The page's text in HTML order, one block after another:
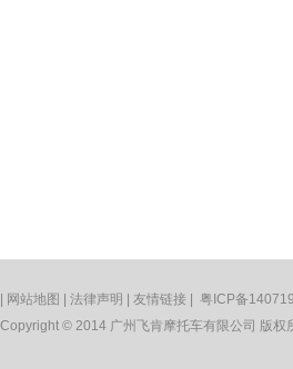
网站地图 法律声明 友情链接
粤ICP备
Copyright © 2014 广州飞肯摩托车有限公司 版